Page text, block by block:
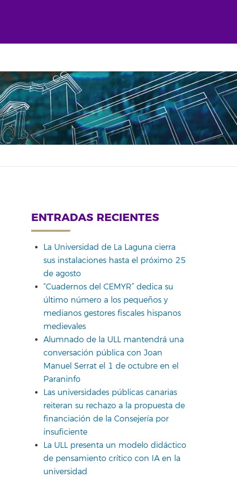
ENTRADAS RECIENTES
La Universidad de La Laguna cierra
sus instalaciones hasta el próximo 25
de agosto
“Cuadernos del CEMYR” dedica su
último número a los pequeños y
medianos gestores fiscales hispanos
medievales
Alumnado de la ULL mantendrá una
conversación pública con Joan
Manuel Serrat el 1 de octubre en el
Paraninfo
Las universidades públicas canarias
reiteran su rechazo a la propuesta de
financiación de la Consejería por
insuficiente
La ULL presenta un modelo didáctico
de pensamiento crítico con IA en la
universidad